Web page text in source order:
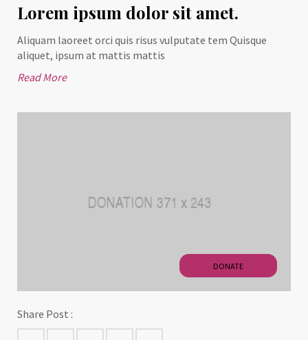
Lorem ipsum dolor sit amet.
Aliquam laoreet orci quis risus vulputate tem Quisque
aliquet, ipsum at mattis mattis
Read More
DONATE
Share Post :